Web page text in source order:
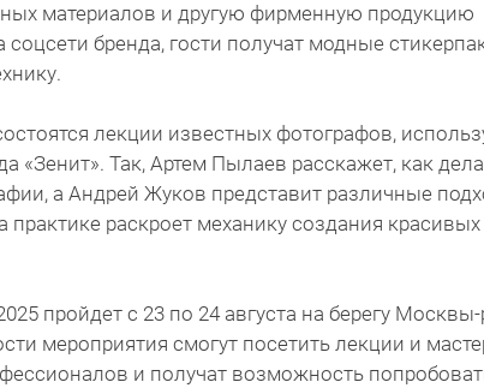
материалов и другую фирменную продукцию
бренда, гости получат модные
лекции известных фотографов,
«Зенит». Так, Артем Пылаев расскажет, как
а Андрей Жуков представит различные
практике раскроет механику создания красивых
пройдет с 23 по 24 августа на берегу
мероприятия смогут посетить лекции и
и получат возможность